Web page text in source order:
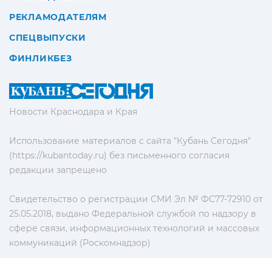
Новости Краснодара и Края
Использование материалов с сайта "Кубань Сегодня"
(https://kubantoday.ru) без письменного согласия
редакции запрещено
Свидетельство о регистрации СМИ Эл № ФС77-72910 от
25.05.2018, выдано Федеральной службой по надзору в
сфере связи, информационных технологий и массовых
коммуникаций (Роскомнадзор)
РЕКЛАМОДАТЕЛЯМ
СПЕЦВЫПУСКИ
ФИНЛИКБЕЗ